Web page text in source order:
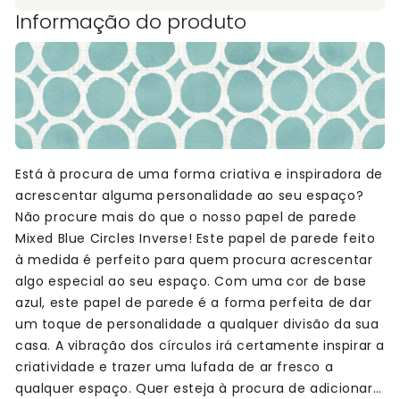
Informação do produto
Está à procura de uma forma criativa e inspiradora de
acrescentar alguma personalidade ao seu espaço?
Não procure mais do que o nosso papel de parede
Mixed Blue Circles Inverse! Este papel de parede feito
à medida é perfeito para quem procura acrescentar
algo especial ao seu espaço. Com uma cor de base
azul, este papel de parede é a forma perfeita de dar
um toque de personalidade a qualquer divisão da sua
casa. A vibração dos círculos irá certamente inspirar a
criatividade e trazer uma lufada de ar fresco a
qualquer espaço. Quer esteja à procura de adicionar